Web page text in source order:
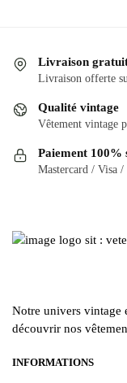
Les
options
être
sur
produit
Livraison
Livraison offerte
Qualité vintage
Vêtement vintage
Paiement 100%
Mastercard / Visa /
Notre univers vintage
découvrir nos
INFORMATIONS